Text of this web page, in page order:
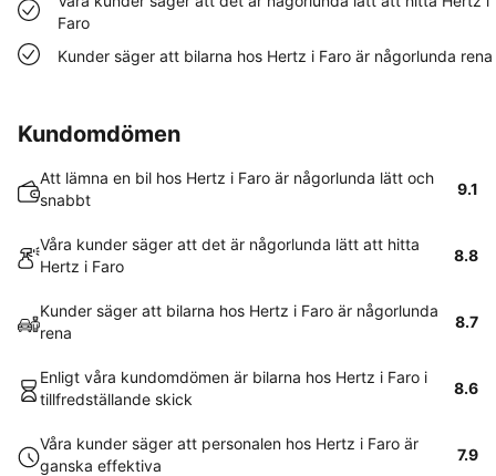
Faro
Kunder säger att bilarna hos Hertz i Faro är någorlunda rena
Kundomdömen
Att lämna en bil hos Hertz i Faro är någorlunda lätt och
snabbt
9.1
Våra kunder säger att det är någorlunda lätt att hitta
Hertz i Faro
8.8
Kunder säger att bilarna hos Hertz i Faro är någorlunda
rena
8.7
Enligt våra kundomdömen är bilarna hos Hertz i Faro i
tillfredställande skick
8.6
Våra kunder säger att personalen hos Hertz i Faro är
ganska effektiva
7.9